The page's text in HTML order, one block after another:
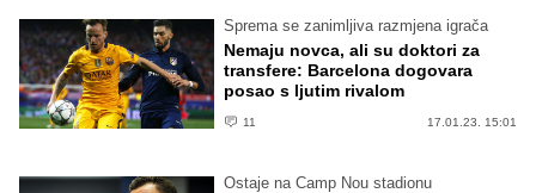
Sprema se zanimljiva razmjena igrača
Nemaju novca, ali su doktori za
transfere: Barcelona dogovara
posao s ljutim rivalom
11 17.01.23. 15:01
Ostaje na Camp Nou stadionu